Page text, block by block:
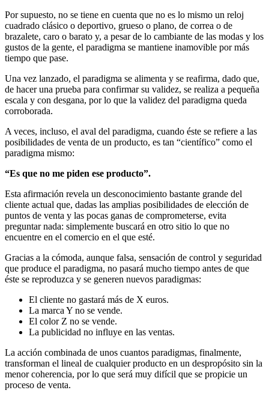
Por supuesto, no se tiene en cuenta que no es lo mismo un reloj
cuadrado clásico o deportivo, grueso o plano, de correa o de
brazalete, caro o barato y, a pesar de lo cambiante de las modas y los
gustos de la gente, el paradigma se mantiene inamovible por más
tiempo que pase.
Una vez lanzado, el paradigma se alimenta y se reafirma, dado que,
de hacer una prueba para confirmar su validez, se realiza a pequeña
escala y con desgana, por lo que la validez del paradigma queda
corroborada.
A veces, incluso, el aval del paradigma, cuando éste se refiere a las
posibilidades de venta de un producto, es tan “científico” como el
paradigma mismo:
“Es que no me piden ese producto”.
Esta afirmación revela un desconocimiento bastante grande del
cliente actual que, dadas las amplias posibilidades de elección de
puntos de venta y las pocas ganas de comprometerse, evita
preguntar nada: simplemente buscará en otro sitio lo que no
encuentre en el comercio en el que esté.
Gracias a la cómoda, aunque falsa, sensación de control y seguridad
que produce el paradigma, no pasará mucho tiempo antes de que
éste se reproduzca y se generen nuevos paradigmas:
El cliente no gastará más de X euros.
La marca Y no se vende.
El color Z no se vende.
La publicidad no influye en las ventas.
La acción combinada de unos cuantos paradigmas, finalmente,
transforman el lineal de cualquier producto en un despropósito sin la
menor coherencia, por lo que será muy difícil que se propicie un
proceso de venta.